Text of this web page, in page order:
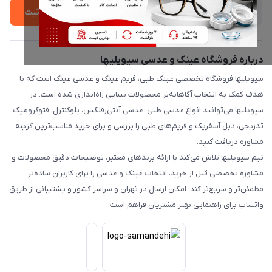
ثبت
درباره فروشگاه عینک و عدسی سیویلیها
سیویلیها فروشگاه تخصصی عینک طبی، فریم عینک و عدسی عینک است که با
هدف کمک به انتخاب آگاهانه‌تر محصولات بینایی راه‌اندازی شده است. در
سیویلیها می‌توانید انواع عدسی طبی، عدسی آنتی‌رفلکس، بلوکنترل، فتوکرومیک،
تدریجی، دبل آسفریک و فریم‌های طبی را بررسی و برای خرید مناسب‌ترین گزینه
مشاوره دریافت کنید.
تیم سیویلیها تلاش می‌کند با ارائه برندهای معتبر، توضیحات دقیق محصولات و
مشاوره تخصصی قبل از خرید، انتخاب عینک و عدسی را برای کاربران ساده‌تر،
مطمئن‌تر و سریع‌تر کند. امکان ارسال در تهران و سراسر کشور و پشتیبانی از طریق
واتساپ برای راهنمایی بهتر مشتریان فراهم است.